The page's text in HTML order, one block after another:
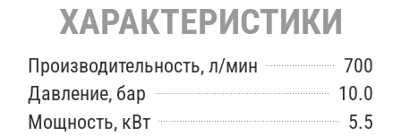
ХАРАКТЕРИСТИКИ
Производительность, л/мин
700
Давление, бар
10.0
Мощность, кВт
5.5